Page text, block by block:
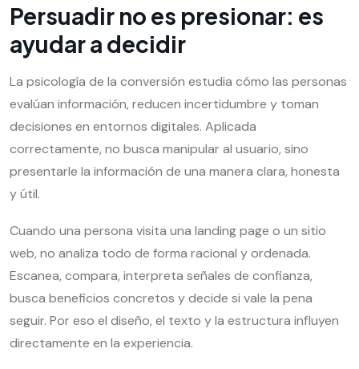
Persuadir no es presionar: es
ayudar a decidir
La psicología de la conversión estudia cómo las personas
evalúan información, reducen incertidumbre y toman
decisiones en entornos digitales. Aplicada
correctamente, no busca manipular al usuario, sino
presentarle la información de una manera clara, honesta
y útil.
Cuando una persona visita una landing page o un sitio
web, no analiza todo de forma racional y ordenada.
Escanea, compara, interpreta señales de confianza,
busca beneficios concretos y decide si vale la pena
seguir. Por eso el diseño, el texto y la estructura influyen
directamente en la experiencia.